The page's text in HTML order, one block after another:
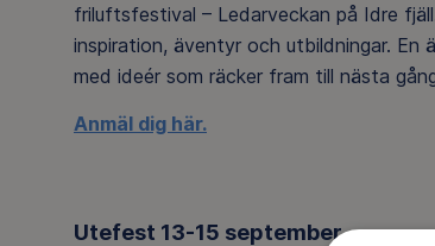
friluftsfestival – Ledarveckan på Idre
inspiration, äventyr och utbildningar.
med ideér som räcker fram till nästa
Anmäl dig här.
Utefest 13-15 september